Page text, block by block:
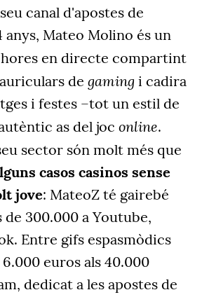
canal d'apostes de
anys, Mateo Molino és un
hores en directe compartint
de gaming i cadira
i festes –tot un estil de
as del joc online.
sector són molt més que
casos casinos sense
jove: MateoZ té gairebé
de 300.000 a Youtube,
Entre gifs espasmòdics
euros als 40.000
dedicat a les apostes de